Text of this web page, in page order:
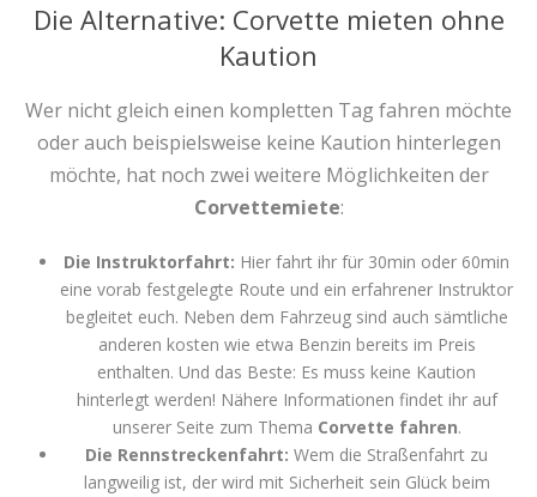
Die Alternative: Corvette mieten ohne
Kaution
Wer nicht gleich einen kompletten Tag fahren möchte
oder auch beispielsweise keine Kaution hinterlegen
möchte, hat noch zwei weitere Möglichkeiten der
Corvettemiete:
Die Instruktorfahrt: Hier fahrt ihr für 30min oder 60min
eine vorab festgelegte Route und ein erfahrener Instruktor
begleitet euch. Neben dem Fahrzeug sind auch sämtliche
anderen kosten wie etwa Benzin bereits im Preis
enthalten. Und das Beste: Es muss keine Kaution
hinterlegt werden! Nähere Informationen findet ihr auf
unserer Seite zum Thema Corvette fahren.
Die Rennstreckenfahrt: Wem die Straßenfahrt zu
langweilig ist, der wird mit Sicherheit sein Glück beim